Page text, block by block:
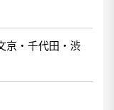
京・千代田・渋